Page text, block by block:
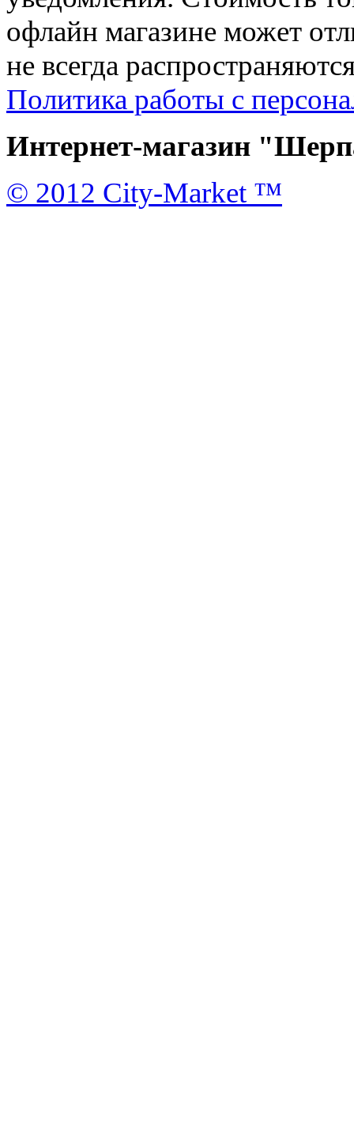
офлайн магазине может
не всегда
Политика работы с
Интернет-магазин
© 2012 City-Market ™